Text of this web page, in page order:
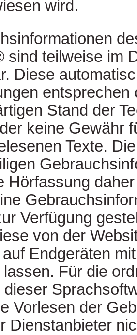
wird.
sind teilweise im
Diese
entsprechen
Stand der
keine Gewähr
Texte.
Hörfassung
Verfügung
von der
Endgeräten
Für die
dieser
Vorlesen der
Dienstanbieter